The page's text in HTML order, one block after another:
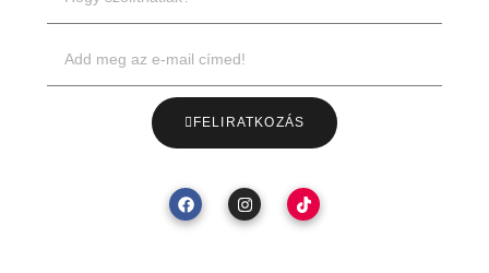
FELIRATKOZÁS